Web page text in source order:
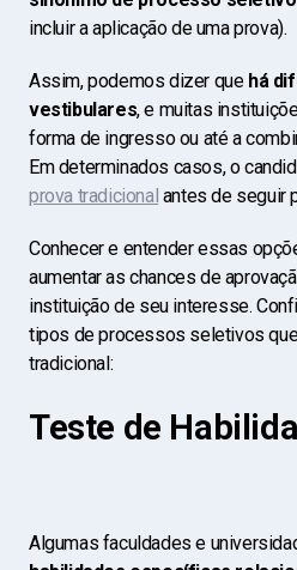
incluir a aplicação de uma prova).
Assim, podemos dizer que há
vestibulares, e muitas
forma de ingresso ou até a
Em determinados casos, o
prova tradicional antes de seguir
Conhecer e entender essas
aumentar as chances de
instituição de seu interesse.
tipos de processos seletivos
tradicional:
Teste de
Algumas faculdades e